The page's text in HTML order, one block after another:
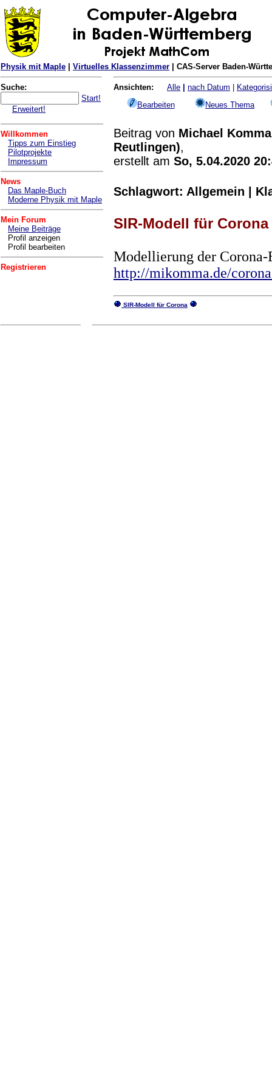
Physik mit Maple Virtuelles Klassenzimmer | CAS-Server Baden-
Suche:
Start!
Erweitert!
Willkommen
Tipps zum Einstieg
Pilotprojekte
Impressum
News
Das Maple-Buch
Moderne Physik mit Maple
Mein Forum
Meine Beiträge
Profil anzeigen
Profil bearbeiten
Registrieren
Ansichten: Alle nach Datum
Bearbeiten
Neues Thema
Beitrag von Michael Komma
Reutlingen),
erstellt am So, 5.04.2020
Schlagwort: Allgemein |
SIR-Modell für Corona
Modellierung der Corona-
http://mikomma.de/
SIR-Modell für Corona